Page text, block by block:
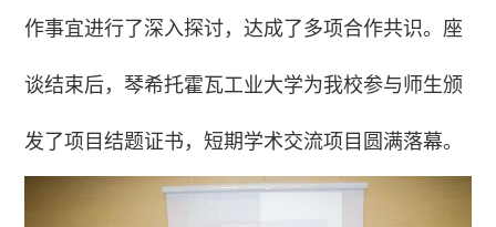
作事宜进行了深入探讨，达成了多项合作共识。座
谈结束后，琴希托霍瓦工业大学为我校参与师生颁
发了项目结题证书，短期学术交流项目圆满落幕。